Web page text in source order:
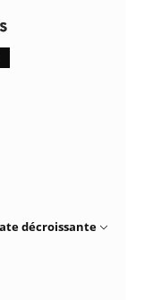
décroissante